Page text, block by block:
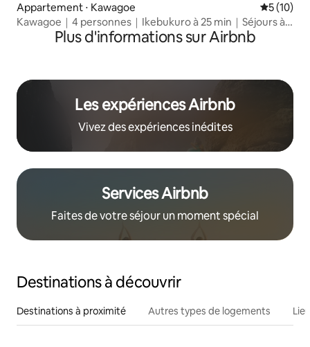
Appartement ⋅ Kawagoe
5 (10)
Kawagoe｜4 personnes｜Ikebukuro à 25 min｜Séjours à
la semaine et de longue durée
Plus d'informations sur Airbnb
Les expériences Airbnb
Vivez des expériences inédites
Services Airbnb
Faites de votre séjour un moment spécial
Destinations à découvrir
Destinations à proximité Autres types de logements